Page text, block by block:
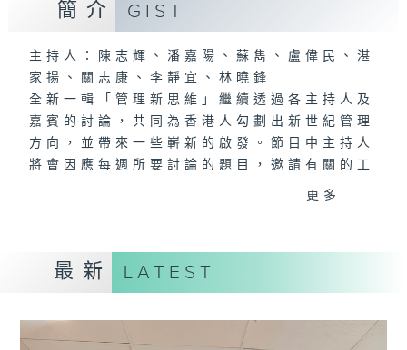
簡介 GIST
主持人：陳志輝、潘嘉陽、蘇雋、盧偉民、湛
家揚、關志康、李靜宜、林曉鋒
全新一輯「管理新思維」繼續透過各主持人及
嘉賓的討論，共同為香港人勾劃出新世紀管理
方向，並帶來一些嶄新的啟發。節目中主持人
將會因應每週所要討論的題目，邀請有關的工
商機構管理人員與聽眾分享其親身經歷或所見
更多...
最新 LATEST